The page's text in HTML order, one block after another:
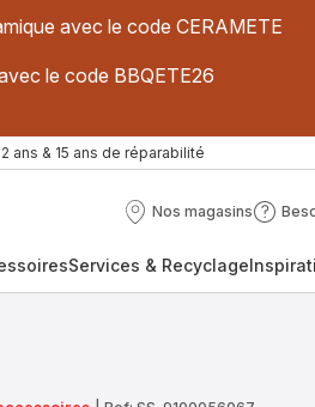
avec le code CERAMETE
le code BBQETE26
ans & 15 ans de réparabilité
Nos magasins
Nos
Besoin
?
Services & Recyclage